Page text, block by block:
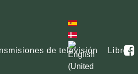
de televisión Libros